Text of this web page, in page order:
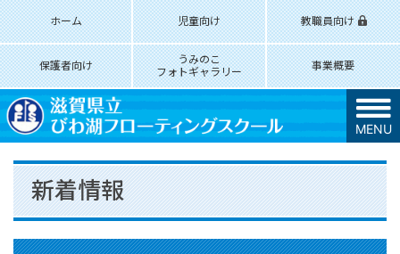
ホーム 児童向け 教職員向け
保護者向け
うみのこ
フォトギャラリー
事業概要
MENU
新着情報